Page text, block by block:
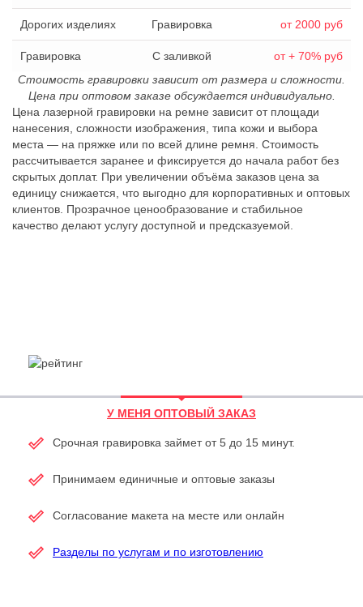
Дорогих изделиях Гравировка от 2000 руб
Гравировка С заливкой
от + 70% руб
Стоимость гравировки зависит от размера и сложности.
Цена при оптовом заказе обсуждается индивидуально.
Цена лазерной гравировки на ремне зависит от площади
нанесения, сложности изображения, типа кожи и выбора
места — на пряжке или по всей длине ремня. Стоимость
рассчитывается заранее и фиксируется до начала работ без
скрытых доплат. При увеличении объёма заказов цена за
единицу снижается, что выгодно для корпоративных и оптовых
клиентов. Прозрачное ценообразование и стабильное
качество делают услугу доступной и предсказуемой.
У МЕНЯ ОПТОВЫЙ ЗАКАЗ
Срочная гравировка займет от 5 до 15 минут.
Принимаем единичные и оптовые заказы
Согласование макета на месте или онлайн
Разделы по услугам и по изготовлению